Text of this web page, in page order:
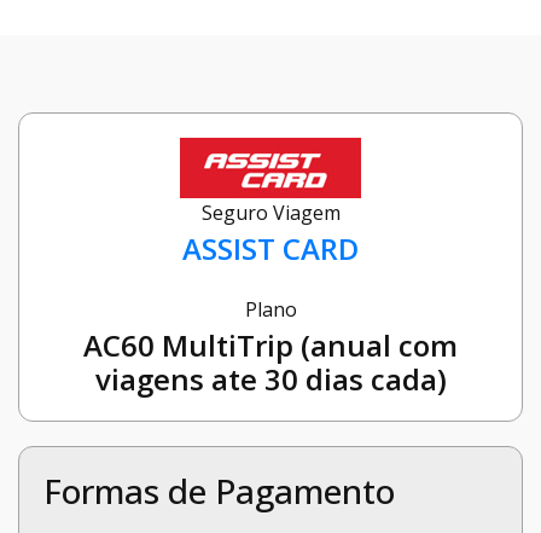
Seguro Viagem
ASSIST CARD
Plano
AC60 MultiTrip (anual com
viagens ate 30 dias cada)
Formas de Pagamento